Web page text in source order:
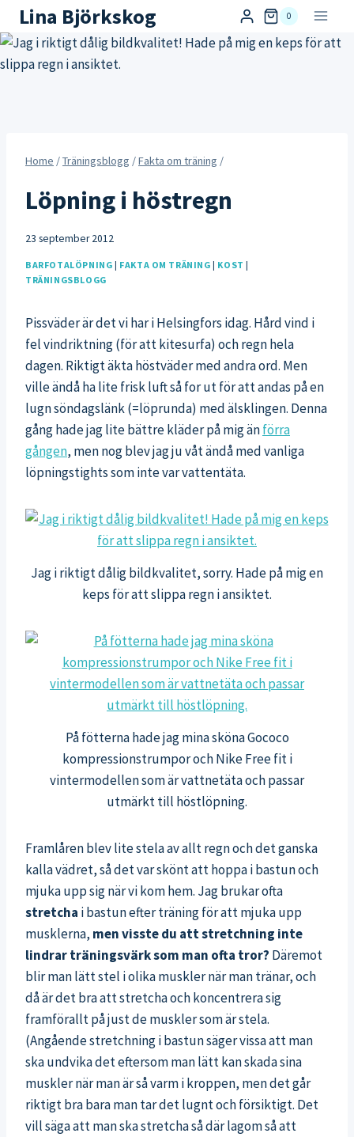
Skip
to
content
Lina Björkskog 0
Home /Träningsblogg /Fakta om träning /
Löpning i höstregn
23 september 2012
BARFOTALÖPNING | FAKTA OM TRÄNING | KOST |
TRÄNINGSBLOGG
Pissväder är det vi har i Helsingfors idag. Hård vind i
fel vindriktning (för att kitesurfa) och regn hela
dagen. Riktigt äkta höstväder med andra ord. Men
ville ändå ha lite frisk luft så for ut för att andas på en
lugn söndagslänk (=löprunda) med älsklingen. Denna
gång hade jag lite bättre kläder på mig änförra
gången, men nog blev jag ju våt ändå med vanliga
löpningstights som inte var vattentäta.
Jag i riktigt dålig bildkvalitet, sorry. Hade på mig en
keps för att slippa regn i ansiktet.
På fötterna hade jag mina sköna Gococo
kompressionstrumpor och Nike Free fit i
vintermodellen som är vattnetäta och passar
utmärkt till höstlöpning.
Framlåren blev lite stela av allt regn och det ganska
kalla vädret, så det var skönt att hoppa i bastun och
mjuka upp sig när vi kom hem. Jag brukar ofta
stretcha i bastun efter träning för att mjuka upp
musklerna, men visste du att stretchning inte
lindrar träningsvärk som man ofta tror? Däremot
blir man lätt stel i olika muskler när man tränar, och
då är det bra att stretcha och koncentrera sig
framförallt på just de muskler som är stela.
(Angående stretchning i bastun säger vissa att man
ska undvika det eftersom man lätt kan skada sina
muskler när man är så varm i kroppen, men det går
riktigt bra bara man tar det lugnt och försiktigt. Det
vill säga att man ska stretcha så där lagom så att